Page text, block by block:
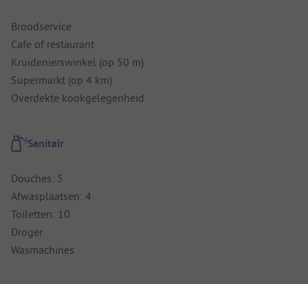
Broodservice
Cafe of restaurant
Kruidenierswinkel (op 50 m)
Supermarkt (op 4 km)
Overdekte kookgelegenheid
Sanitair
Douches: 5
Afwasplaatsen: 4
Toiletten: 10
Droger
Wasmachines